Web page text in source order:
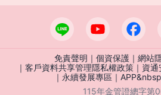
客服中心智能客服
免責聲明 ｜ 個資保護 ｜ 網站
｜ 客戶資料共享管理隱私權政策 ｜ 資通
｜ 永續發展專區｜
115年金管證總字第